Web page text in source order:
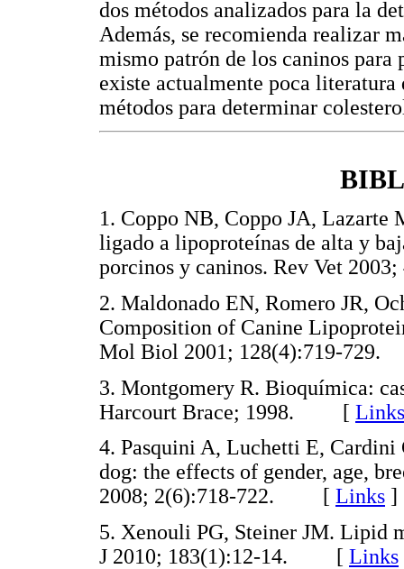
dos métodos analizados para la
Además, se recomienda realizar
mismo patrón de los caninos para
existe actualmente poca
métodos para determinar
1. Coppo NB, Coppo JA, Lazarte
ligado a lipoproteínas de alta y
porcinos y caninos. Rev Vet
2. Maldonado EN, Romero JR,
Composition of Canine
Mol Biol 2001; 128(4):719-
3. Montgomery R. Bioquímica:
Harcourt Brace; 1998. [ Links
4. Pasquini A, Luchetti E,
dog: the effects of gender, age,
2008; 2(6):718-722. [ Links ]
5. Xenouli PG, Steiner JM. Lipid
J 2010; 183(1):12-14. [ Links